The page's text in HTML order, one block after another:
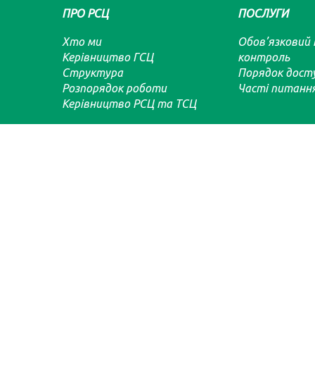
ПРО РСЦ
Хто ми
Керівництво ГСЦ
Структура
Розпорядок роботи
Керівництво РСЦ та ТСЦ
ПОСЛУГИ
Обов’язковий
контроль
Порядок
Часті